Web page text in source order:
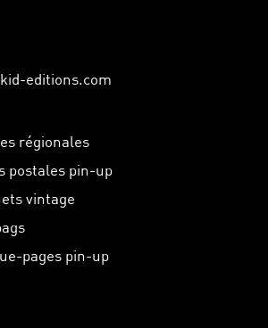
editions.com
régionales
postales pin-up
vintage
pages pin-up